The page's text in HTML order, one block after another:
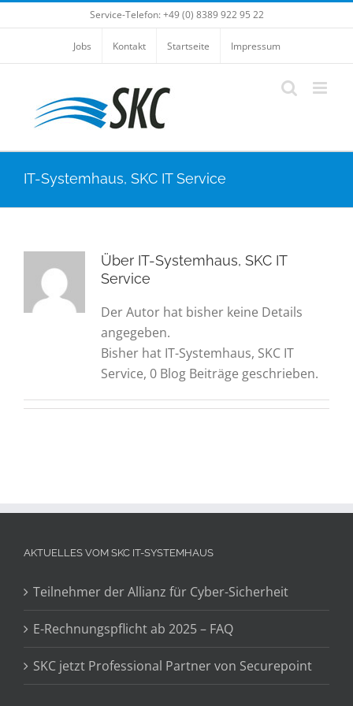
to
Service-Telefon: +49 (0) 8389 922 95 22
Jobs Kontakt Startseite Impressum
IT-Systemhaus, SKC IT Service
Über IT-Systemhaus, SKC IT
Service
Der Autor hat bisher keine Details
angegeben.
Bisher hat IT-Systemhaus, SKC IT
Service, 0 Blog Beiträge geschrieben.
AKTUELLES VOM SKC IT-SYSTEMHAUS
Teilnehmer der Allianz für Cyber-Sicherheit
E-Rechnungspflicht ab 2025 – FAQ
SKC jetzt Professional Partner von Securepoint